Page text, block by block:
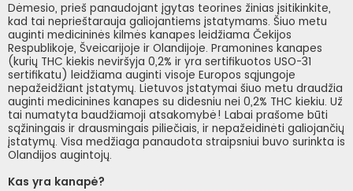
Dėmesio, prieš panaudojant įgytas teorines žinias įsitikinkite,
kad tai neprieštarauja galiojantiems įstatymams. Šiuo metu
auginti medicininės kilmės kanapes leidžiama Čekijos
Respublikoje, Šveicarijoje ir Olandijoje. Pramonines kanapes
(kurių THC kiekis neviršyja 0,2% ir yra sertifikuotos USO-31
sertifikatu) leidžiama auginti visoje Europos sąjungoje
nepažeidžiant įstatymų. Lietuvos įstatymai šiuo metu draudžia
auginti medicinines kanapes su didesniu nei 0,2% THC kiekiu. Už
tai numatyta baudžiamoji atsakomybė! Labai prašome būti
sąžiningais ir drausmingais piliečiais, ir nepažeidinėti galiojančių
įstatymų. Visa medžiaga panaudota straipsniui buvo surinkta is
Olandijos augintojų.
Kas yra kanapė?